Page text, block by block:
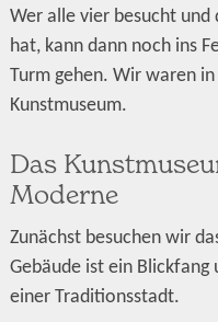
Wer alle vier besucht
hat, kann dann noch ins
Turm gehen. Wir waren
Kunstmuseum.
Das
Moderne
Zunächst besuchen wir
Gebäude ist ein Blickfang
einer Traditionsstadt.